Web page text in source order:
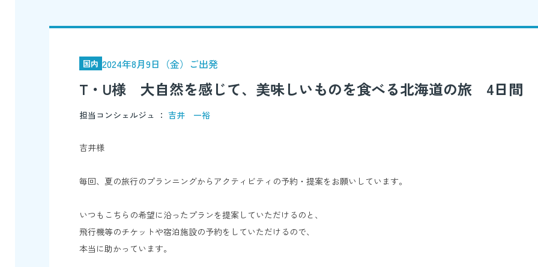
国内 2024年8月9日（金）ご出発
T・U様 大自然を感じて、美味しいものを食べる北海道の旅 4日間
担当コンシェルジュ ： 吉井 一裕
吉井様
毎回、夏の旅行のプランニングからアクティビティの予約・提案をお願いしています。
いつもこちらの希望に沿ったプランを提案していただけるのと、
飛行機等のチケットや宿泊施設の予約をしていただけるので、
本当に助かっています。